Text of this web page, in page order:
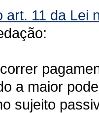
art. 11 da Lei
a maior
sujeito